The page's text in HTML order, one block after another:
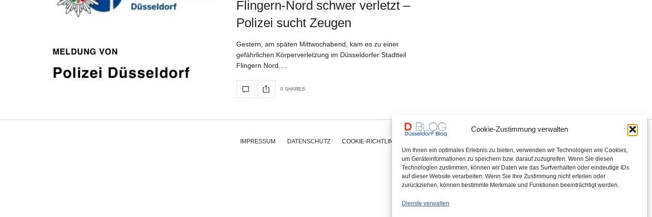
Cookie-Zustimmung verwalten
Um Ihnen ein optimales Erlebnis zu bieten, verwenden wir Technologien wie Cookies,
um Geräteinformationen zu speichern bzw. darauf zuzugreifen. Wenn Sie diesen
Technologien zustimmen, können wir Daten wie das Surfverhalten oder eindeutige IDs
auf dieser Website verarbeiten. Wenn Sie Ihre Zustimmung nicht erteilen oder
zurückziehen, können bestimmte Merkmale und Funktionen beeinträchtigt werden.
Dienste verwalten
Flingern-Nord schwer verletzt –
Polizei sucht Zeugen
Gestern, am späten Mittwochabend, kam es zu einer
gefährlichen Körperverletzung im Düsseldorfer Stadtteil
Flingern Nord.…
0 SHARES
IMPRESSUM DATENSCHUTZ COOKIE-RICHTLINIE (EU)